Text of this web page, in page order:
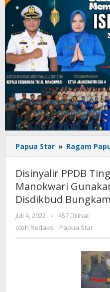
Papua Star » Ragam
Disinyalir PPDB
Manokwari
Disdikbud Bungkam
Juli 4, 2022
oleh
Redaksi
-
457 Dilihat
oleh Redaksi : Papua Star